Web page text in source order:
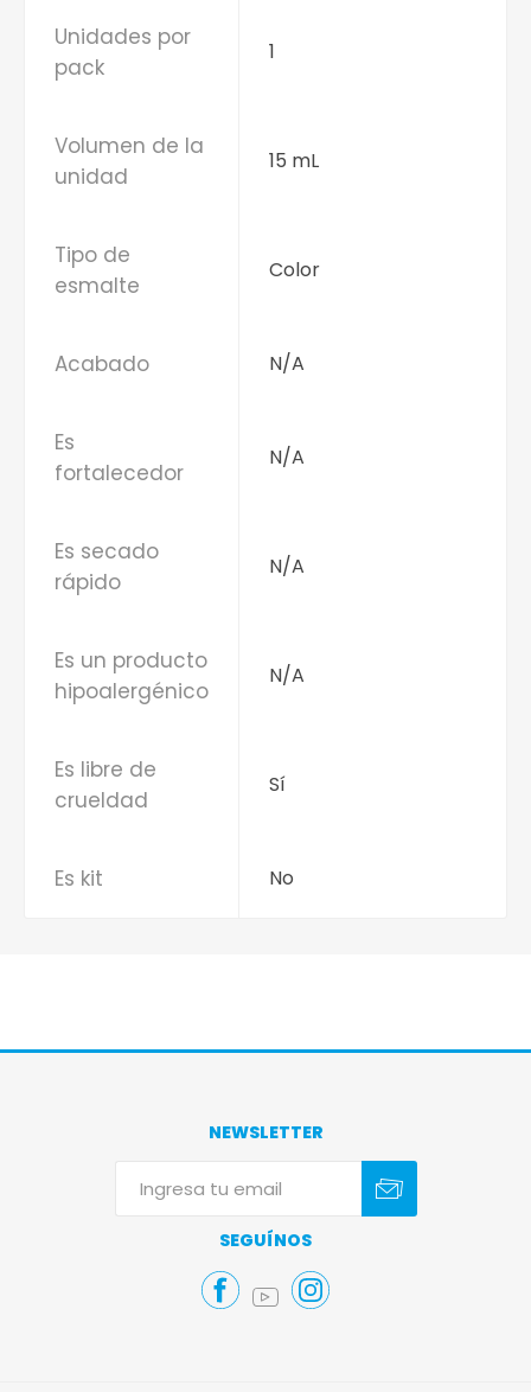
Unidades por
pack
1
Volumen de la
unidad
15 mL
Tipo de
esmalte
Color
Acabado N/A
Es
fortalecedor
N/A
Es secado
rápido
N/A
Es un producto
hipoalergénico
N/A
Es libre de
crueldad
Sí
Es kit No
NEWSLETTER
SEGUÍNOS